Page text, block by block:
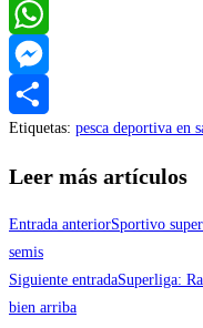
Twitter
WhatsApp
Messenger
Compartir
Etiquetas: pesca deportiva en
Leer más artículos
Entrada anteriorSportivo
semis
Siguiente entradaSuperliga:
bien arriba